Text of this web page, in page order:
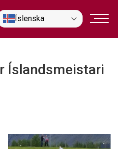
Íslenska
Íslandsmeistari